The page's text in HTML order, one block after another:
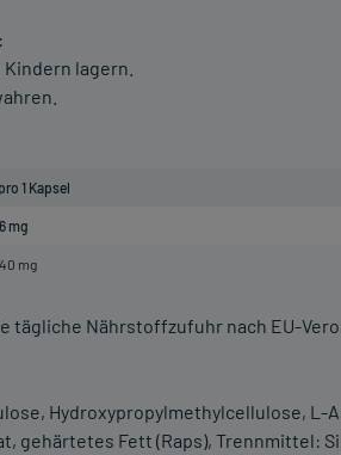
lagern.
pro 1 Kapsel
6 mg
40 mg
tägliche Nährstoffzufuhr nach EU-
Hydroxypropylmethylcellulose, L-
gehärtetes Fett (Raps), Trennmittel: